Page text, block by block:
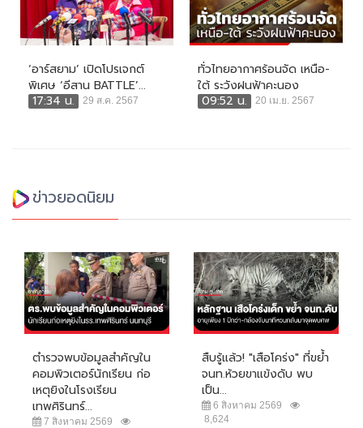
‘อาร์สยาม’ เปิดโปรเจกต์
พิเศษ ‘อีสาน BATTLE’...
17:34 น.
29 ส.ค. 2567
ทั่วไทยอากาศร้อนจัด เหนือ-
ใต้ ระวังฝนฟ้าคะนอง
09:52 น.
20 เม.ย. 2567
ข่าวยอดนิยม
ตำรวจพบข้อมูลสำคัญใน
คอมพิวเตอร์นักเรียน ก่อ
เหตุยิงในโรงเรียน
เทพศิรินทร์...
7 สิงหาคม 2569
สืบรู้แล้ว! "เสือโคร่ง" ที่ขย้ำ
จนท.ห้วยขาแข้งดับ พบ
เป็น...
6 สิงหาคม 2569
8,624